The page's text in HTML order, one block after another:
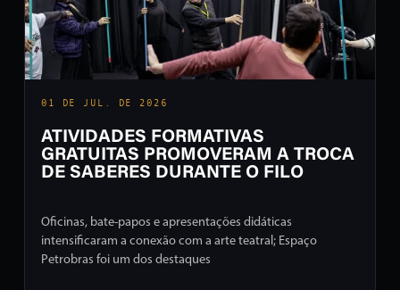
01 DE JUL. DE 2026
ATIVIDADES FORMATIVAS
GRATUITAS PROMOVERAM A TROCA
DE SABERES DURANTE O FILO
Oficinas, bate-papos e apresentações didáticas
intensificaram a conexão com a arte teatral; Espaço
Petrobras foi um dos destaques